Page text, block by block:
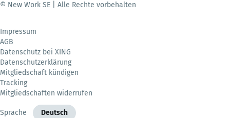
© New Work SE | Alle Rechte vorbehalten
Impressum
AGB
Datenschutz bei XING
Datenschutzerklärung
Mitgliedschaft kündigen
Tracking
Mitgliedschaften widerrufen
Sprache Deutsch